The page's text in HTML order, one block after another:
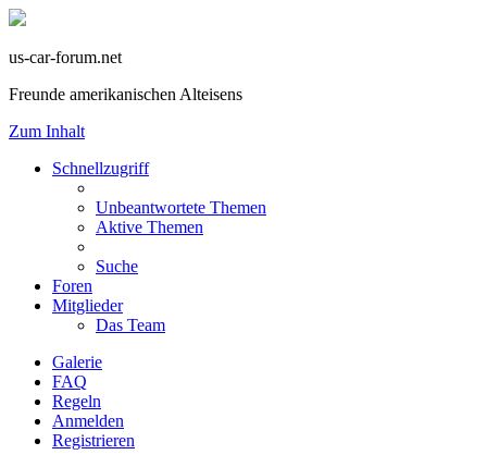
us-car-forum.net
Freunde amerikanischen Alteisens
Zum Inhalt
Schnellzugriff
Unbeantwortete Themen
Aktive Themen
Suche
Foren
Mitglieder
Das Team
Galerie
FAQ
Regeln
Anmelden
Registrieren